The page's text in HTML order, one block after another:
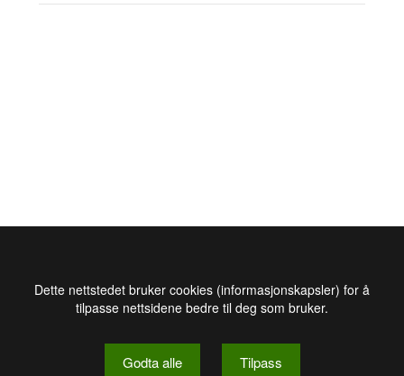
Dette nettstedet bruker cookies (informasjonskapsler) for å
tilpasse nettsidene bedre til deg som bruker.
Godta alle Tilpass